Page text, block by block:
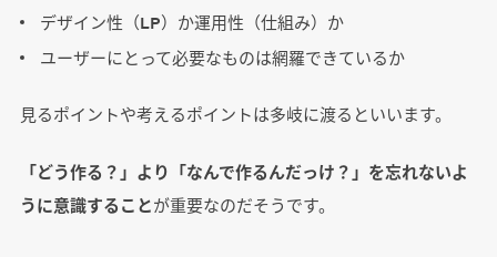
デザイン性（LP）か運用性（仕組み）か
ユーザーにとって必要なものは網羅できているか
見るポイントや考えるポイントは多岐に渡るといいます。
「どう作る？」より「なんで作るんだっけ？」を忘れないよ
うに意識することが重要なのだそうです。